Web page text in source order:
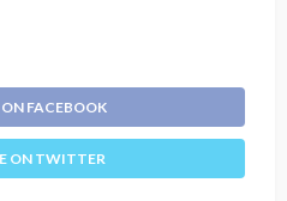
ON FACEBOOK
ON TWITTER